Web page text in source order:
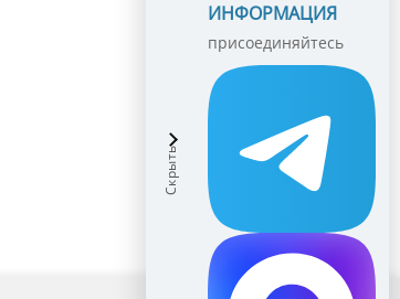
ИНФОРМАЦИЯ
присоединяйтесь